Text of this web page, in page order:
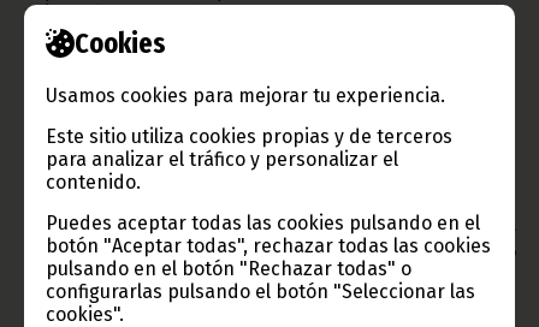
Cookies
Usamos cookies para mejorar tu experiencia.
Este sitio utiliza cookies propias y de terceros
para analizar el tráfico y personalizar el
contenido.
Puedes aceptar todas las cookies pulsando en el
botón "Aceptar todas", rechazar todas las cookies
pulsando en el botón "Rechazar todas" o
configurarlas pulsando el botón "Seleccionar las
cookies".
país en el Grupo 77+China.
El sábado 26 de septiembre, el Segundo Vicepresidente de la
durante la sesión plenaria de las Naciones Unidas para la
aprobación de la Agenda Post 2015 para el desarrollo
sostenible.
Texto y fotos: Delegación del Segundo Vicepresidente en
ONU
Aviso: La reproducción total o parcial de este artículo o de las
imágenes que lo acompañen debe hacerse, siempre y en todo
lugar, con la mención de la fuente de origen de la misma
(Oficina de Información y Prensa de Guinea Ecuatorial).